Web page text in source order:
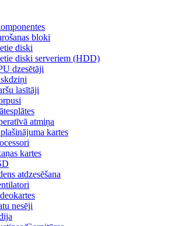
bloki
diski
diski serveriem (HDD)
dzesētāji
lasītāji
atmiņa
kartes
kartes
atdzesēšana
nesēji